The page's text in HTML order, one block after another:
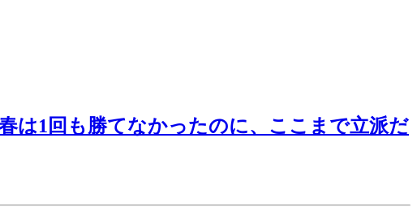
1回も勝てなかったのに、ここまで立派だ